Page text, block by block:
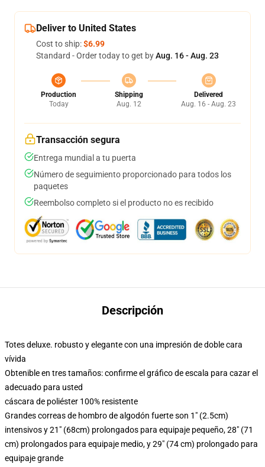
Deliver to United States
Cost to ship:$6.99
Standard - Order today to get byAug. 16 - Aug. 23
Production
Today
Shipping
Aug. 12
Delivered
Aug. 16 - Aug. 23
Transacción segura
Entrega mundial a tu puerta
Número de seguimiento proporcionado para todos los
paquetes
Reembolso completo si el producto no es recibido
Descripción
Totes deluxe. robusto y elegante con una impresión de doble cara
vívida
Obtenible en tres tamaños: confirme el gráfico de escala para cazar el
adecuado para usted
cáscara de poliéster 100% resistente
Grandes correas de hombro de algodón fuerte son 1" (2.5cm)
intensivos y 21" (68cm) prolongados para equipaje pequeño, 28" (71
cm) prolongados para equipaje medio, y 29" (74 cm) prolongado para
equipaje grande